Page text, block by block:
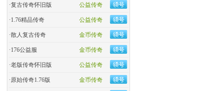
公益传奇
·复古传奇怀旧版
公益传奇
·1.76精品传奇
金币传奇
·散人复古传奇
金币传奇
·176公益服
公益传奇
·老版传奇怀旧版
金币传奇
·原始传奇1.76版